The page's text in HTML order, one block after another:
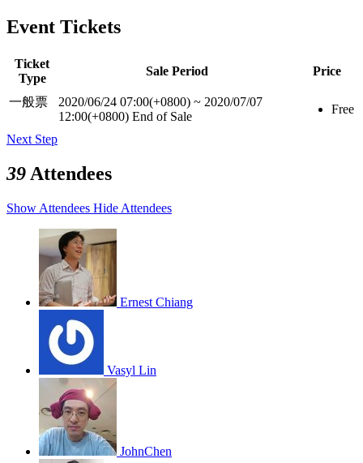
Event Tickets
Ticket
Type
Sale Period Price
一般票 2020/06/24 07:00(+0800) ~ 2020/07/07
12:00(+0800) End of Sale
Free
Next Step
39 Attendees
Show Attendees Hide Attendees
Ernest Chiang
Vasyl Lin
JohnChen